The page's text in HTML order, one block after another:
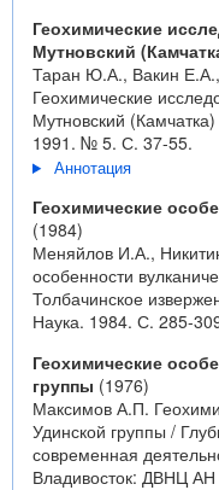
Геохимические
Мутновский
Таран Ю.А., Вакин
Геохимические
Мутновский
1991. № 5. С. 37-55.
Аннотация
Геохимические
(1984)
Меняйлов И.А.,
особенности
Толбачинское
Наука. 1984. С. 285-
Геохимические
группы (1976)
Максимов А.П.
Удинской группы /
современная
Владивосток: ДВНЦ